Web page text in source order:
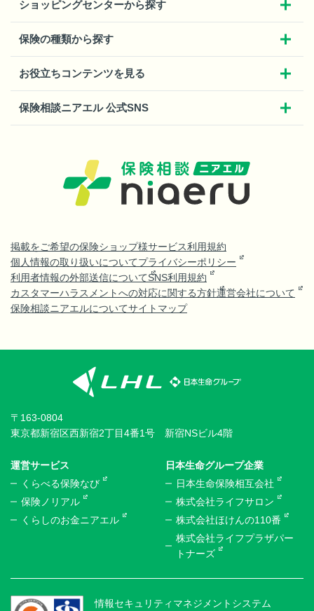
ショッピングセンターから探す
保険の種類から探す
お役立ちコンテンツを見る
保険相談ニアエル 公式SNS
掲載をご希望の保険ショップ様サービス利用規約
個人情報の取り扱いについてプライバシーポリシー
利用者情報の外部送信についてSNS利用規約
カスタマーハラスメントへの対応に関する方針運営会社について
保険相談ニアエルについてサイトマップ
〒163-0804
東京都新宿区西新宿2丁目4番1号 新宿NSビル4階
運営サービス
くらべる保険なび
保険ノリアル
くらしのお金ニアエル
日本生命グループ企業
日本生命保険相互会社
株式会社ライフサロン
株式会社ほけんの110番
株式会社ライフプラザパー
トナーズ
情報セキュリティマネジメントシステム